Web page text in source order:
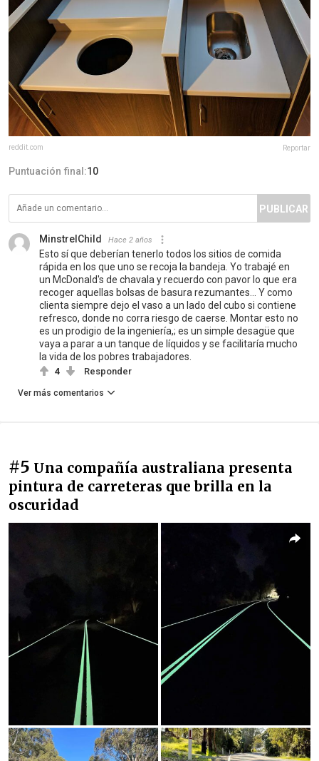
reddit.com Reportar
Puntuación final:10
PUBLICAR
MinstrelChild Hace 2 años
Esto sí que deberían tenerlo todos los sitios de comida
rápida en los que uno se recoja la bandeja. Yo trabajé en
un McDonald's de chavala y recuerdo con pavor lo que era
recoger aquellas bolsas de basura rezumantes... Y como
clienta siempre dejo el vaso a un lado del cubo si contiene
refresco, donde no corra riesgo de caerse. Montar esto no
es un prodigio de la ingeniería,; es un simple desagüe que
vaya a parar a un tanque de líquidos y se facilitaría mucho
la vida de los pobres trabajadores.
4 Responder
Ver más comentarios
#5 Una compañía australiana presenta
pintura de carreteras que brilla en la
oscuridad